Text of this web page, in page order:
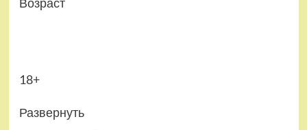
18+
Развернуть